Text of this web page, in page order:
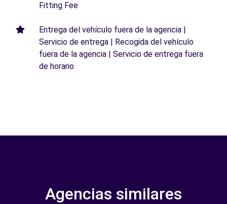
Fitting Fee
Entrega del vehículo fuera de la agencia |
Servicio de entrega | Recogida del vehículo
fuera de la agencia | Servicio de entrega fuera
de horario
Agencias similares